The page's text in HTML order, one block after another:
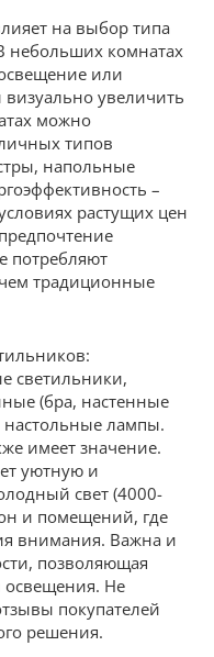
на выбор типа
небольших комнатах
или
увеличить
можно
типов
напольные
–
растущих цен
потребляют
традиционные
светильники,
(бра, настенные
лампы.
имеет значение.
уютную и
свет (4000-
и помещений, где
внимания. Важна и
позволяющая
освещения. Не
покупателей
решения.